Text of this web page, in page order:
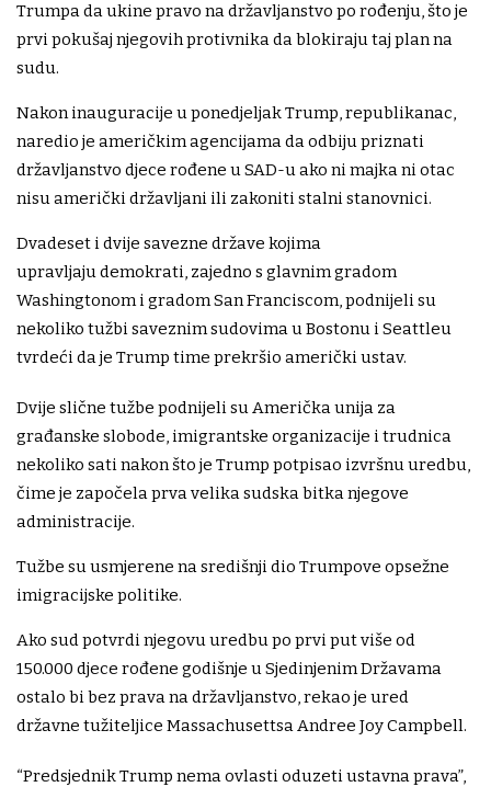
Trumpa da ukine pravo na državljanstvo po rođenju, što je
prvi pokušaj njegovih protivnika da blokiraju taj plan na
sudu.
Nakon inauguracije u ponedjeljak Trump, republikanac,
naredio je američkim agencijama da odbiju priznati
državljanstvo djece rođene u SAD-u ako ni majka ni otac
nisu američki državljani ili zakoniti stalni stanovnici.
Dvadeset i dvije savezne države kojima
upravljaju demokrati, zajedno s glavnim gradom
Washingtonom i gradom San Franciscom, podnijeli su
nekoliko tužbi saveznim sudovima u Bostonu i Seattleu
tvrdeći da je Trump time prekršio američki ustav.
Dvije slične tužbe podnijeli su Američka unija za
građanske slobode, imigrantske organizacije i trudnica
nekoliko sati nakon što je Trump potpisao izvršnu uredbu,
čime je započela prva velika sudska bitka njegove
administracije.
Tužbe su usmjerene na središnji dio Trumpove opsežne
imigracijske politike.
Ako sud potvrdi njegovu uredbu po prvi put više od
150.000 djece rođene godišnje u Sjedinjenim Državama
ostalo bi bez prava na državljanstvo, rekao je ured
državne tužiteljice Massachusettsa Andree Joy Campbell.
“Predsjednik Trump nema ovlasti oduzeti ustavna prava”,